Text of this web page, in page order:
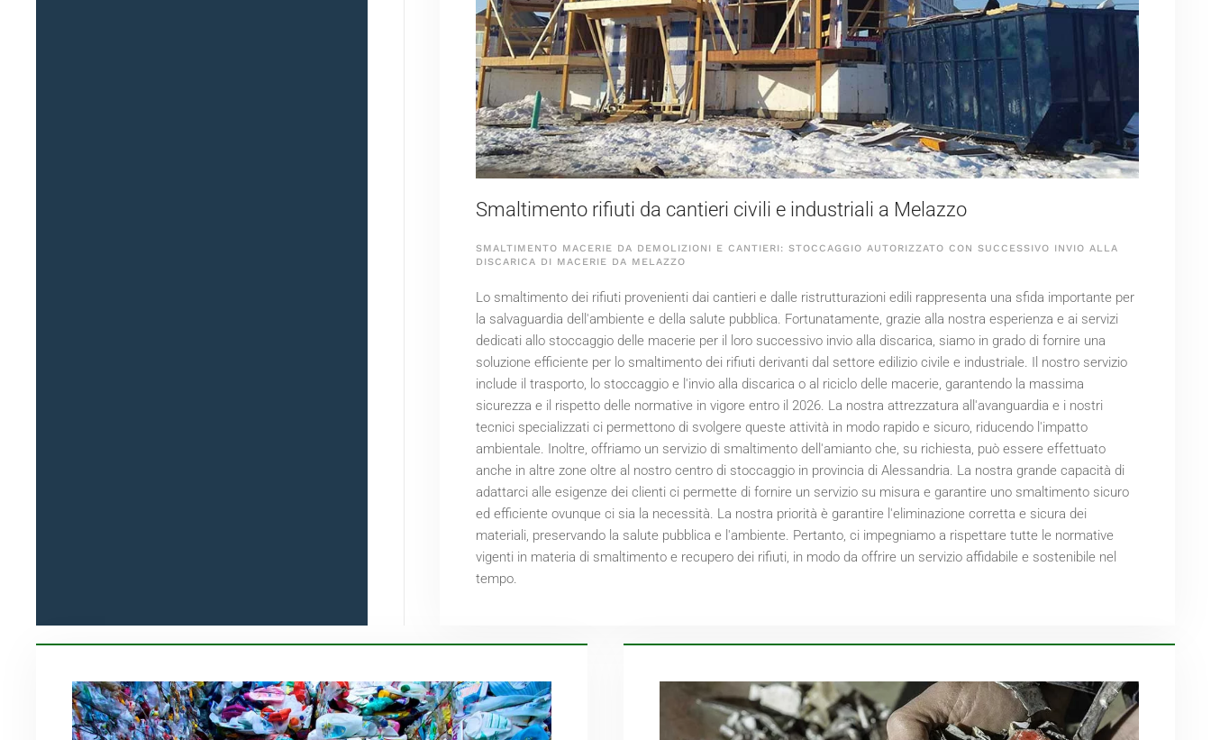
Smaltimento rifiuti da cantieri civili e industriali a Melazzo
SMALTIMENTO MACERIE DA DEMOLIZIONI E CANTIERI: STOCCAGGIO AUTORIZZATO CON SUCCESSIVO INVIO ALLA
DISCARICA DI MACERIE DA MELAZZO
Lo smaltimento dei rifiuti provenienti dai cantieri e dalle ristrutturazioni edili rappresenta una sfida importante per
la salvaguardia dell'ambiente e della salute pubblica. Fortunatamente, grazie alla nostra esperienza e ai servizi
dedicati allo stoccaggio delle macerie per il loro successivo invio alla discarica, siamo in grado di fornire una
soluzione efficiente per lo smaltimento dei rifiuti derivanti dal settore edilizio civile e industriale. Il nostro servizio
include il trasporto, lo stoccaggio e l'invio alla discarica o al riciclo delle macerie, garantendo la massima
sicurezza e il rispetto delle normative in vigore entro il 2026. La nostra attrezzatura all'avanguardia e i nostri
tecnici specializzati ci permettono di svolgere queste attività in modo rapido e sicuro, riducendo l'impatto
ambientale. Inoltre, offriamo un servizio di smaltimento dell'amianto che, su richiesta, può essere effettuato
anche in altre zone oltre al nostro centro di stoccaggio in provincia di Alessandria. La nostra grande capacità di
adattarci alle esigenze dei clienti ci permette di fornire un servizio su misura e garantire uno smaltimento sicuro
ed efficiente ovunque ci sia la necessità. La nostra priorità è garantire l'eliminazione corretta e sicura dei
materiali, preservando la salute pubblica e l'ambiente. Pertanto, ci impegniamo a rispettare tutte le normative
vigenti in materia di smaltimento e recupero dei rifiuti, in modo da offrire un servizio affidabile e sostenibile nel
tempo.